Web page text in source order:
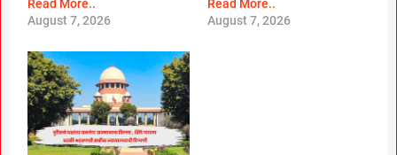
Read More..
August 7, 2026
Read More..
August 7, 2026